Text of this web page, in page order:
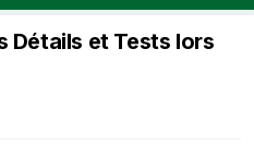
Détails et Tests lors